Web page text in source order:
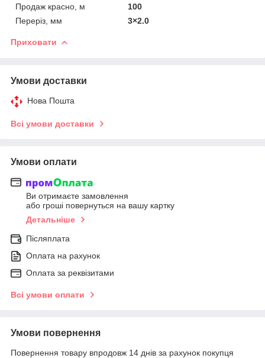
Продаж красно, м
100
Переріз, мм
3×2.0
Приховати
Умови доставки
Нова Пошта
Всі умови доставки
Умови оплати
Ви отримаєте замовлення
або гроші повернуться на вашу картку
Детальніше
Післяплата
Оплата на рахунок
Оплата за реквізитами
Всі умови оплати
Умови повернення
Повернення товару впродовж 14 днів за рахунок покупця